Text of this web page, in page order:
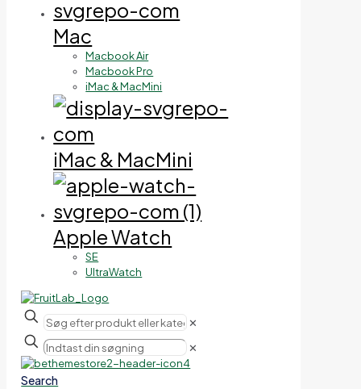
Mac
Macbook Air
Macbook Pro
iMac & MacMini
iMac & MacMini
Apple Watch
SE
UltraWatch
✕
✕
Search